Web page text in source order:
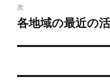
ゲ
ー
シ
稿:
次
次
投
各地域の最近の